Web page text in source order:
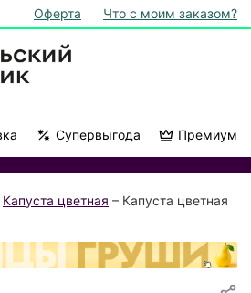
Оферта Что с моим заказом?
Супервыгода Премиум
Капуста цветная – Капуста цветная